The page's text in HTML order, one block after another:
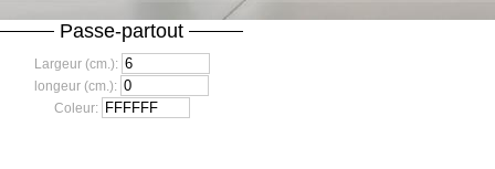
Passe-partout
Largeur (cm.):
longeur (cm.):
Coleur: